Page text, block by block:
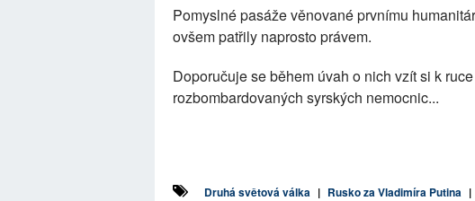
Pomyslné pasáže věnované prvnímu
ovšem patřily naprosto právem.
Doporučuje se během úvah o nich vzít si k
rozbombardovaných syrských nemocnic...
Druhá světová válka | Rusko za Vladimíra Putina |